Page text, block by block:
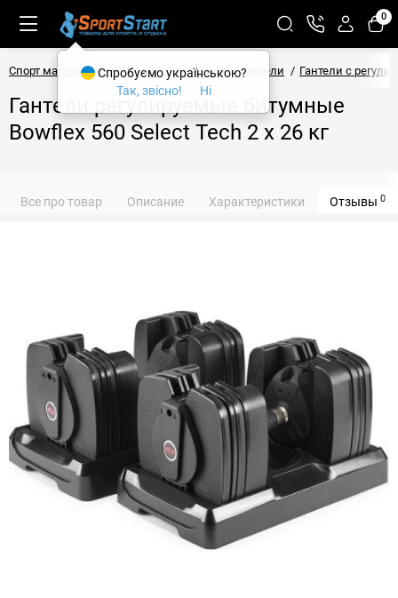
0
Спорт магазин SPORTSTART Атлетика Гантели Гантели с
Гантели регулируемые битумные
Bowflex 560 Select Tech 2 x 26 кг
Все про товар Описание Характеристики Отзывы 0
Спробуємо українською?
Так, звісно!
Ні